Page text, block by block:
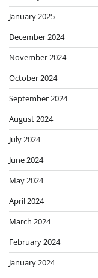
January 2025
December 2024
November 2024
October 2024
September 2024
August 2024
July 2024
June 2024
May 2024
April 2024
March 2024
February 2024
January 2024